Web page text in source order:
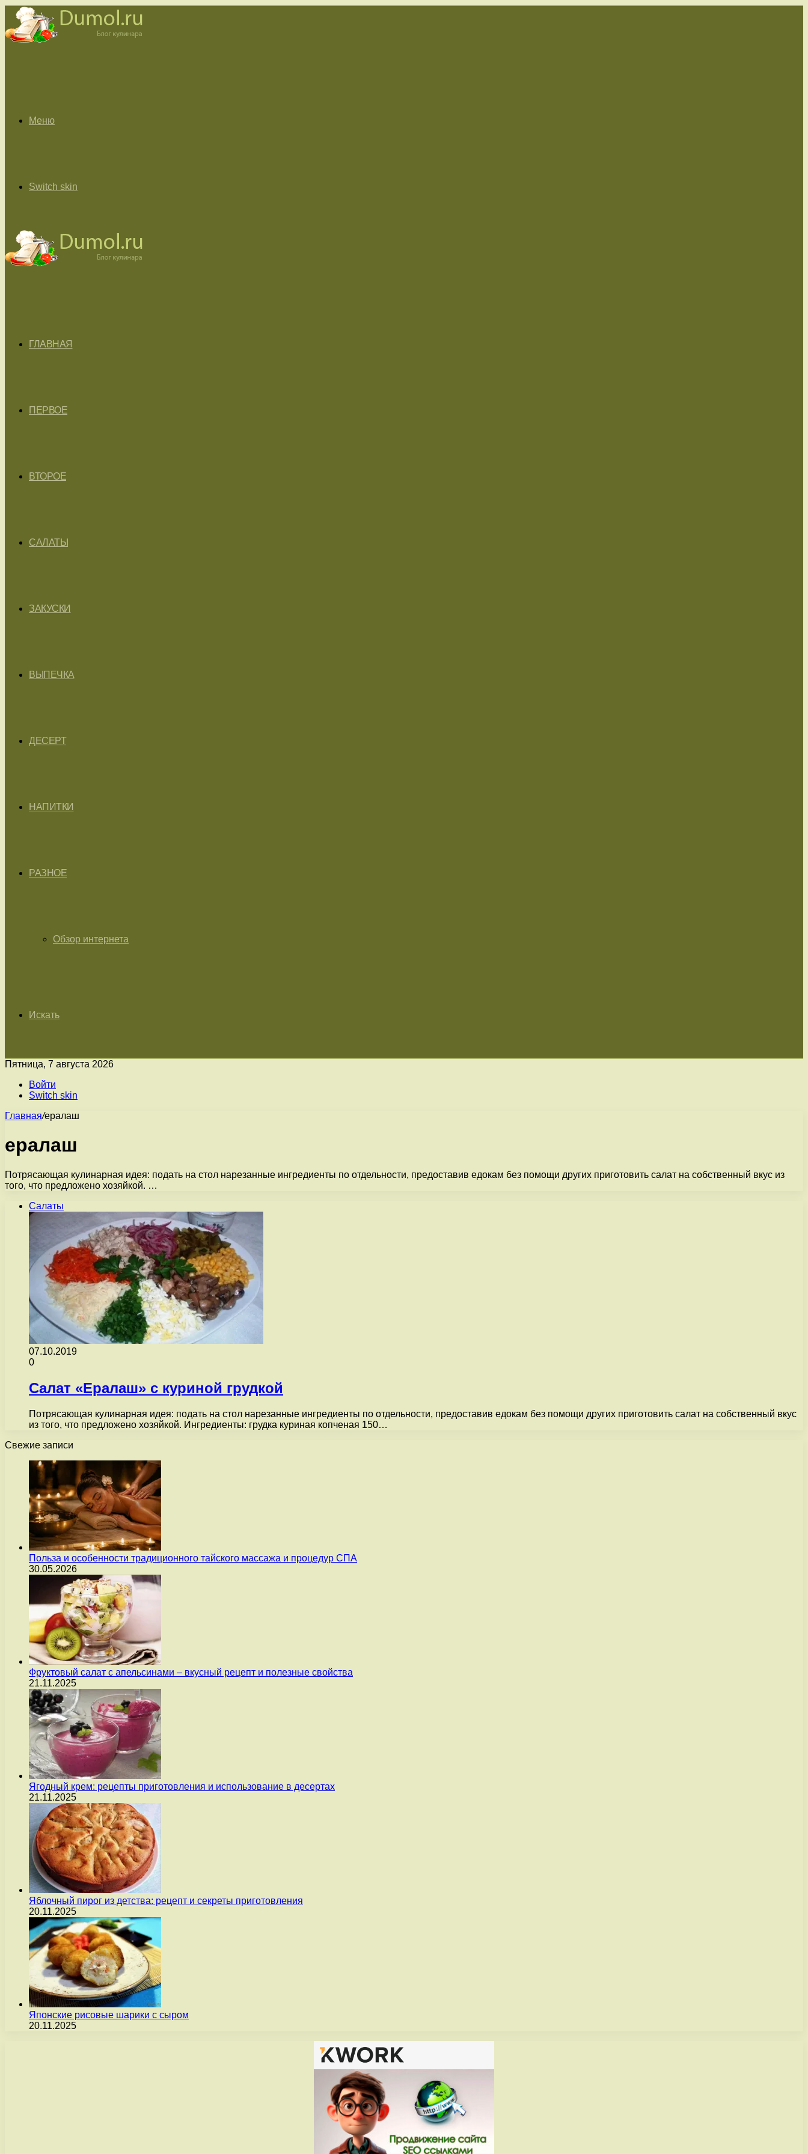
Меню
Switch skin
ГЛАВНАЯ
ПЕРВОЕ
ВТОРОЕ
САЛАТЫ
ЗАКУСКИ
ВЫПЕЧКА
ДЕСЕРТ
НАПИТКИ
РАЗНОЕ
Обзор интернета
Искать
Пятница, 7 августа 2026
Войти
Switch skin
Главная/ералаш
ералаш
Потрясающая кулинарная идея: подать на стол нарезанные ингредиенты по отдельности, предоставив едокам без помощи других приготовить салат на собственный вкус из
того, что предложено хозяйкой. …
Салаты
07.10.2019
0
Салат «Ералаш» с куриной грудкой
Потрясающая кулинарная идея: подать на стол нарезанные ингредиенты по отдельности, предоставив едокам без помощи других приготовить салат на собственный вкус
из того, что предложено хозяйкой. Ингредиенты: грудка куриная копченая 150…
Свежие записи
Польза и особенности традиционного тайского массажа и процедур СПА
30.05.2026
Фруктовый салат с апельсинами – вкусный рецепт и полезные свойства
21.11.2025
Ягодный крем: рецепты приготовления и использование в десертах
21.11.2025
Яблочный пирог из детства: рецепт и секреты приготовления
20.11.2025
Японские рисовые шарики с сыром
20.11.2025